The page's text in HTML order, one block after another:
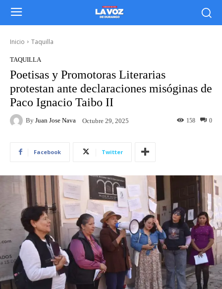
Inicio Taquilla
TAQUILLA
Poetisas y Promotoras Literarias
protestan ante declaraciones misóginas de
Paco Ignacio Taibo II
By Juan Jose Nava Octubre 29, 2025 0
158
Facebook Twitter